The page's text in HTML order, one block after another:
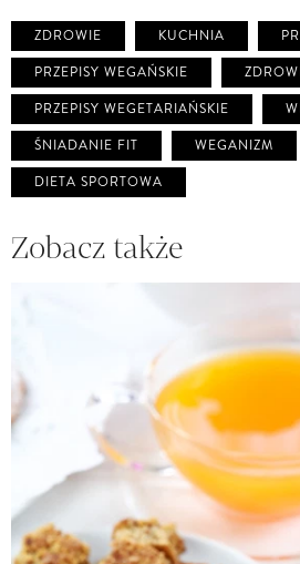
ZDROWIE KUCHNIA
PRZEPISY WEGAŃSKIE
PRZEPISY WEGETARIAŃSKIE
ŚNIADANIE FIT
WEGANIZM
DIETA SPORTOWA
Zobacz także